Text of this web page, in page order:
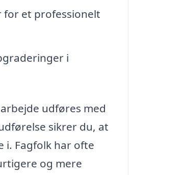
et professionelt
i
udføres med
sikrer du, at
i. Fagfolk har ofte
og mere